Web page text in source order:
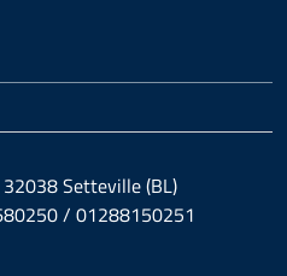
Setteville (BL)
/ 01288150251